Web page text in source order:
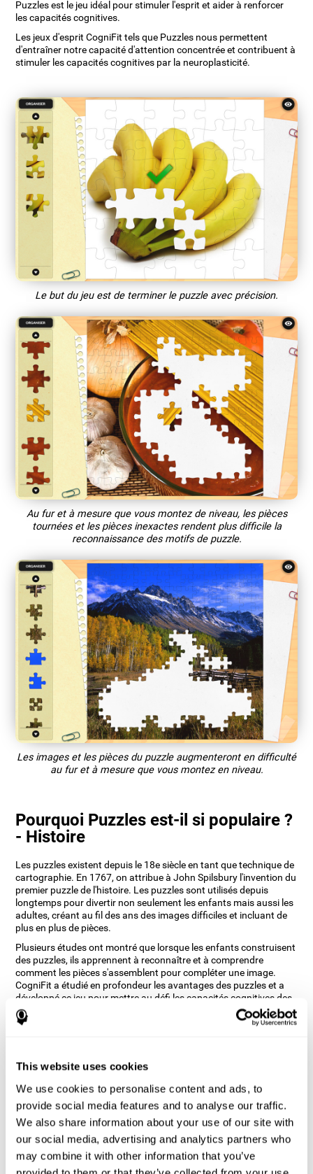
This website uses cookies
We use cookies to personalise content and ads, to
provide social media features and to analyse our traffic.
We also share information about your use of our site with
our social media, advertising and analytics partners who
may combine it with other information that you’ve
Puzzles est le jeu idéal pour stimuler l'esprit et aider à renforcer
les capacités cognitives.
Les jeux d'esprit CogniFit tels que Puzzles nous permettent
d'entraîner notre capacité d'attention concentrée et contribuent à
stimuler les capacités cognitives par la neuroplasticité.
Le but du jeu est de terminer le puzzle avec précision.
Au fur et à mesure que vous montez de niveau, les pièces
tournées et les pièces inexactes rendent plus difficile la
reconnaissance des motifs de puzzle.
Les images et les pièces du puzzle augmenteront en difficulté
au fur et à mesure que vous montez en niveau.
Pourquoi Puzzles est-il si populaire ?
- Histoire
Les puzzles existent depuis le 18e siècle en tant que technique de
cartographie. En 1767, on attribue à John Spilsbury l'invention du
premier puzzle de l'histoire. Les puzzles sont utilisés depuis
longtemps pour divertir non seulement les enfants mais aussi les
adultes, créant au fil des ans des images difficiles et incluant de
plus en plus de pièces.
Plusieurs études ont montré que lorsque les enfants construisent
des puzzles, ils apprennent à reconnaître et à comprendre
comment les pièces s'assemblent pour compléter une image.
CogniFit a étudié en profondeur les avantages des puzzles et a
développé ce jeu pour mettre au défi les capacités cognitives des
enfants et des adultes, telles que le balayage visuel et la
perception spatiale, entre autres.
améliore-t-il mes capacités
Jouer à des jeux comme Puzzles de CogniFit stimule un schéma
d'activation neuronale spécifique. Le fait de jouer de façon
répétée et de s'entraîner constamment à ce schéma aide les
circuits neuronaux à se réorganiser et à récupérer les fonctions
cognitives affaiblies ou endommagées.